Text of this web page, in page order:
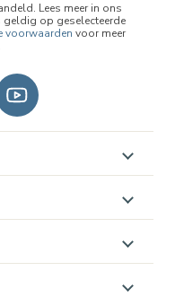
Lees meer in ons
geldig op geselecteerde
voorwaarden voor meer